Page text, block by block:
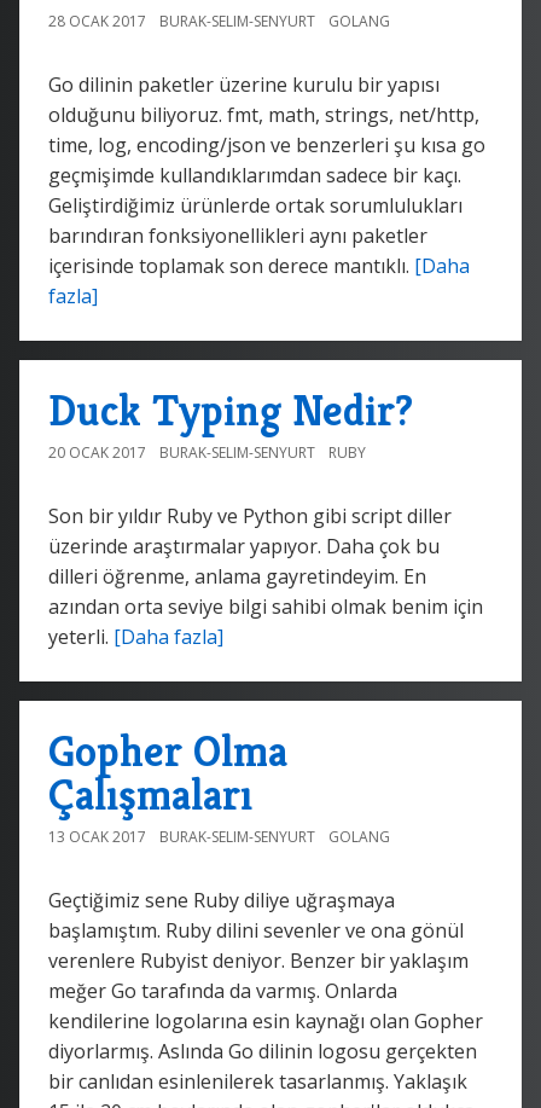
28 OCAK 2017 BURAK-SELIM-SENYURT GOLANG
Go dilinin paketler üzerine kurulu bir yapısı
olduğunu biliyoruz. fmt, math, strings, net/http,
time, log, encoding/json ve benzerleri şu kısa go
geçmişimde kullandıklarımdan sadece bir kaçı.
Geliştirdiğimiz ürünlerde ortak sorumlulukları
barındıran fonksiyonellikleri aynı paketler
içerisinde toplamak son derece mantıklı. [Daha
fazla]
Duck Typing Nedir?
20 OCAK 2017 BURAK-SELIM-SENYURT RUBY
Son bir yıldır Ruby ve Python gibi script diller
üzerinde araştırmalar yapıyor. Daha çok bu
dilleri öğrenme, anlama gayretindeyim. En
azından orta seviye bilgi sahibi olmak benim için
yeterli. [Daha fazla]
Gopher Olma
Çalışmaları
13 OCAK 2017 BURAK-SELIM-SENYURT GOLANG
Geçtiğimiz sene Ruby diliye uğraşmaya
başlamıştım. Ruby dilini sevenler ve ona gönül
verenlere Rubyist deniyor. Benzer bir yaklaşım
meğer Go tarafında da varmış. Onlarda
kendilerine logolarına esin kaynağı olan Gopher
diyorlarmış. Aslında Go dilinin logosu gerçekten
bir canlıdan esinlenilerek tasarlanmış. Yaklaşık